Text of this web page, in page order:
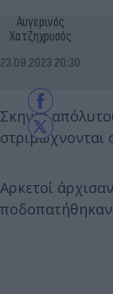
Αυγερινός
Χατζηχρυσός
23.09.2023 20:30
Σκηνές
στριμώχνονται
Αρκετοί
ποδοπατήθηκαν